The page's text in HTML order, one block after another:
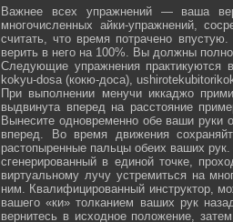
Важнее всех упражнений — ваша
многочисленных айки-упражнений,
считать, что время потрачено
верить в него на 100%. Вы должны
Следующие упражнения практикуются
kokyu-dosa (кокю-доса),
При выполнении менучи иккаджо
выдвинута вперед на расстояние
Вынесите одновременно обе ваши руки
вперед. Во время движения
растопыренные пальцы обеих ваших
сгенерированный в единой точке,
виртуальному лучу устремиться на
ним. Квалифицированный инструктор,
вашего «ки» толканием ваших рук
вернитесь в исходное положение,